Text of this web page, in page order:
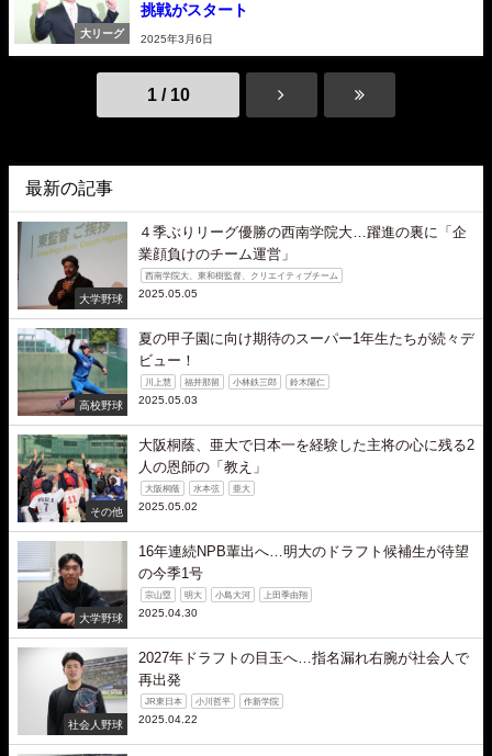
大リーグ
挑戦がスタート
2025年3月6日
1 / 10
最新の記事
大学野球
４季ぶりリーグ優勝の西南学院大…躍進の裏に「企
業顔負けのチーム運営」
西南学院大、東和樹監督、クリエイティブチーム
2025.05.05
高校野球
夏の甲子園に向け期待のスーパー1年生たちが続々デ
ビュー！
川上慧 福井那留 小林鉄三郎 鈴木陽仁
2025.05.03
その他
大阪桐蔭、亜大で日本一を経験した主将の心に残る2
人の恩師の「教え」
大阪桐蔭 水本弦 亜大
2025.05.02
大学野球
16年連続NPB輩出へ…明大のドラフト候補生が待望
の今季1号
宗山塁 明大 小島大河 上田季由翔
2025.04.30
社会人野球
2027年ドラフトの目玉へ…指名漏れ右腕が社会人で
再出発
JR東日本 小川哲平 作新学院
2025.04.22